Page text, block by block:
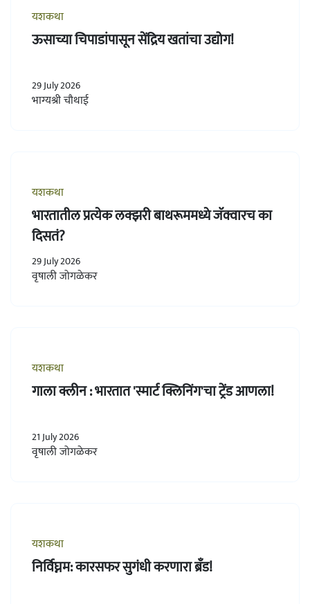
यशकथा
ऊसाच्या चिपाडांपासून सेंद्रिय खतांचा उद्योग!
29 July 2026
भाग्यश्री चौथाई
यशकथा
भारतातील प्रत्येक लक्झरी बाथरूममध्ये जॅक्वारच का
दिसतं?
29 July 2026
वृषाली जोगळेकर
यशकथा
गाला क्लीन : भारतात 'स्मार्ट क्लिनिंग'चा ट्रेंड आणला!
21 July 2026
वृषाली जोगळेकर
यशकथा
निर्विघ्नम: कारसफर सुगंधी करणारा ब्रँड!